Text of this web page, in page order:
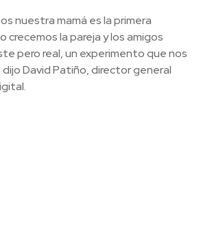
nuestra mamá es la primera
crecemos la pareja y los amigos
pero real, un experimento que nos
David Patiño, director general